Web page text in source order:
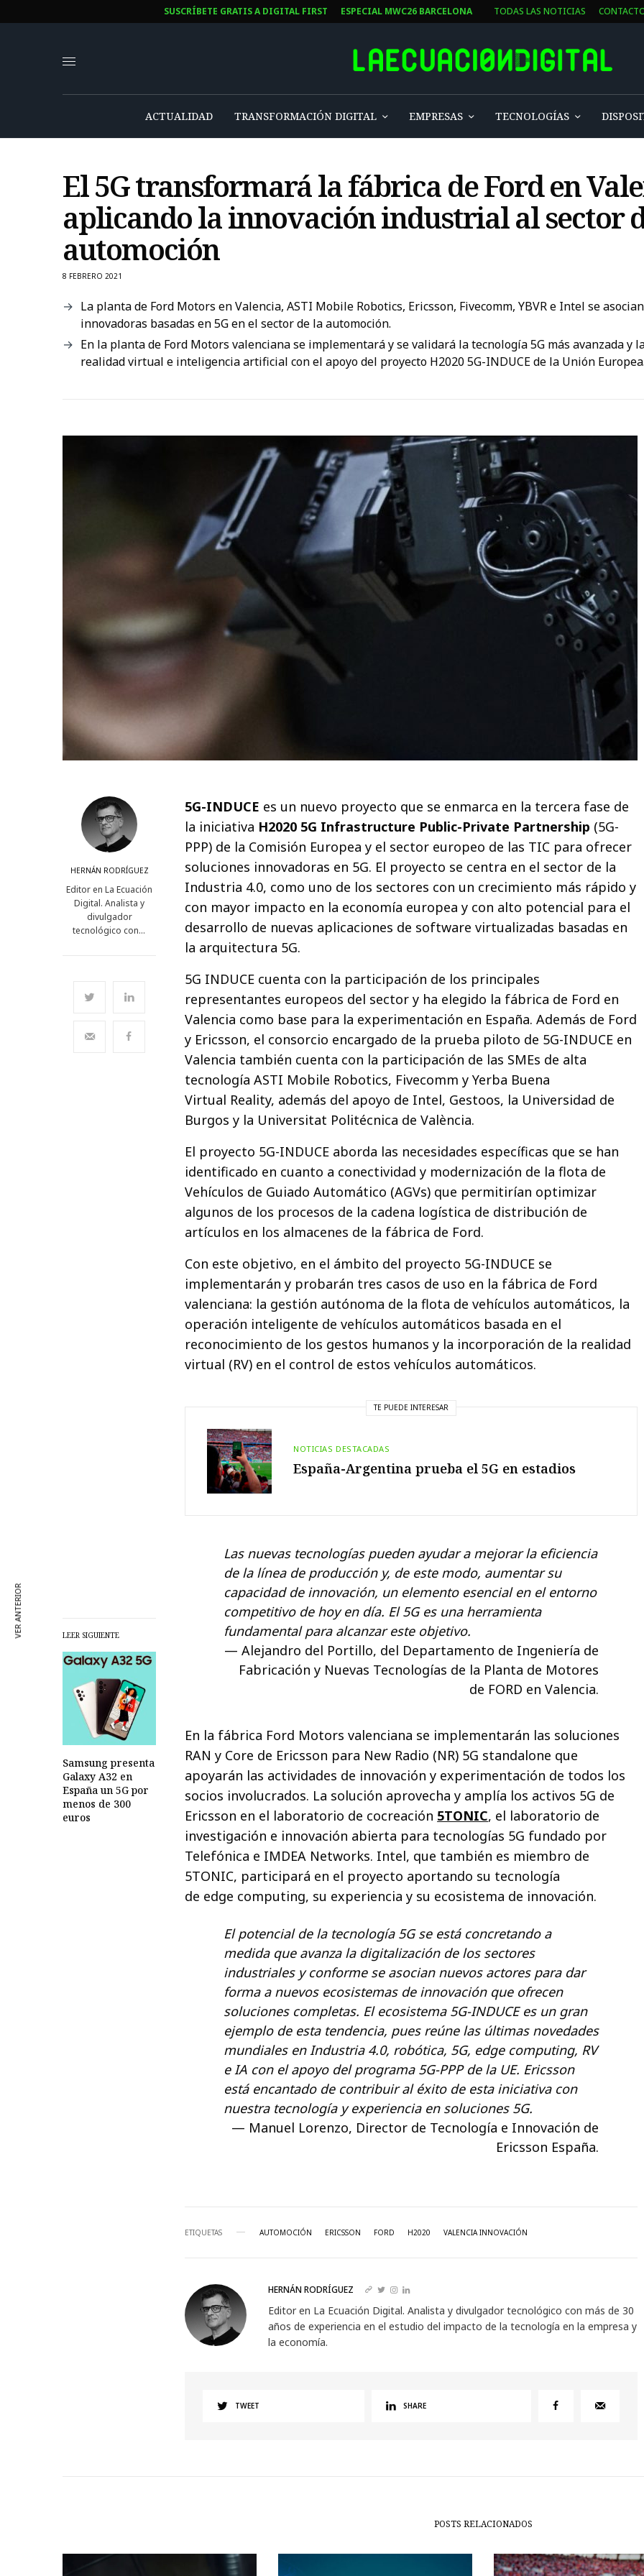
SUSCRÍBETE GRATIS A DIGITAL FIRST ESPECIAL MWC26 BARCELONA TODAS LAS NOTICIAS
ACTUALIDAD TRANSFORMACIÓN DIGITAL EMPRESAS TECNOLOGÍAS
El 5G transformará la fábrica de Ford en
aplicando la innovación industrial al sector
automoción
8 FEBRERO 2021
La planta de Ford Motors en Valencia, ASTI Mobile Robotics, Ericsson, Fivecomm, YBVR e Intel se
innovadoras basadas en 5G en el sector de la automoción.
En la planta de Ford Motors valenciana se implementará y se validará la tecnología 5G más avanzada y
realidad virtual e inteligencia artificial con el apoyo del proyecto H2020 5G-INDUCE de la Unión Europea.
HERNÁN RODRÍGUEZ
Editor en La Ecuación
Digital. Analista y
divulgador
tecnológico con…
LEER SIGUIENTE
Samsung presenta
Galaxy A32 en
España un 5G por
menos de 300
euros
5G-INDUCE es un nuevo proyecto que se enmarca en la tercera fase de
la iniciativa H2020 5G Infrastructure Public-Private Partnership (5G-
PPP) de la Comisión Europea y el sector europeo de las TIC para ofrecer
soluciones innovadoras en 5G. El proyecto se centra en el sector de la
Industria 4.0, como uno de los sectores con un crecimiento más rápido y
con mayor impacto en la economía europea y con alto potencial para el
desarrollo de nuevas aplicaciones de software virtualizadas basadas en
la arquitectura 5G.
5G INDUCE cuenta con la participación de los principales
representantes europeos del sector y ha elegido la fábrica de Ford en
Valencia como base para la experimentación en España. Además de Ford
y Ericsson, el consorcio encargado de la prueba piloto de 5G-INDUCE en
Valencia también cuenta con la participación de las SMEs de alta
tecnología ASTI Mobile Robotics, Fivecomm y Yerba Buena
Virtual Reality, además del apoyo de Intel, Gestoos, la Universidad de
Burgos y la Universitat Politécnica de València.
El proyecto 5G-INDUCE aborda las necesidades específicas que se han
identificado en cuanto a conectividad y modernización de la flota de
Vehículos de Guiado Automático (AGVs) que permitirían optimizar
algunos de los procesos de la cadena logística de distribución de
artículos en los almacenes de la fábrica de Ford.
Con este objetivo, en el ámbito del proyecto 5G-INDUCE se
implementarán y probarán tres casos de uso en la fábrica de Ford
valenciana: la gestión autónoma de la flota de vehículos automáticos, la
operación inteligente de vehículos automáticos basada en el
reconocimiento de los gestos humanos y la incorporación de la realidad
virtual (RV) en el control de estos vehículos automáticos.
TE PUEDE INTERESAR
NOTICIAS DESTACADAS
España-Argentina prueba el 5G en estadios
Las nuevas tecnologías pueden ayudar a mejorar la eficiencia
de la línea de producción y, de este modo, aumentar su
capacidad de innovación, un elemento esencial en el entorno
competitivo de hoy en día. El 5G es una herramienta
fundamental para alcanzar este objetivo.
Alejandro del Portillo, del Departamento de Ingeniería de
Fabricación y Nuevas Tecnologías de la Planta de Motores
de FORD en Valencia.
En la fábrica Ford Motors valenciana se implementarán las soluciones
RAN y Core de Ericsson para New Radio (NR) 5G standalone que
apoyarán las actividades de innovación y experimentación de todos los
socios involucrados. La solución aprovecha y amplía los activos 5G de
Ericsson en el laboratorio de cocreación 5TONIC, el laboratorio de
investigación e innovación abierta para tecnologías 5G fundado por
Telefónica e IMDEA Networks. Intel, que también es miembro de
5TONIC, participará en el proyecto aportando su tecnología
de edge computing, su experiencia y su ecosistema de innovación.
El potencial de la tecnología 5G se está concretando a
medida que avanza la digitalización de los sectores
industriales y conforme se asocian nuevos actores para dar
forma a nuevos ecosistemas de innovación que ofrecen
soluciones completas. El ecosistema 5G-INDUCE es un gran
ejemplo de esta tendencia, pues reúne las últimas novedades
mundiales en Industria 4.0, robótica, 5G, edge computing, RV
e IA con el apoyo del programa 5G-PPP de la UE. Ericsson
está encantado de contribuir al éxito de esta iniciativa con
nuestra tecnología y experiencia en soluciones 5G.
Manuel Lorenzo, Director de Tecnología e Innovación de
Ericsson España.
ETIQUETAS AUTOMOCIÓN ERICSSON FORD H2020 VALENCIA INNOVACIÓN
HERNÁN RODRÍGUEZ
Editor en La Ecuación Digital. Analista y divulgador tecnológico con más de 30
años de experiencia en el estudio del impacto de la tecnología en la empresa y
la economía.
TWEET SHARE
VER ANTERIOR
POSTS RELACIONADOS